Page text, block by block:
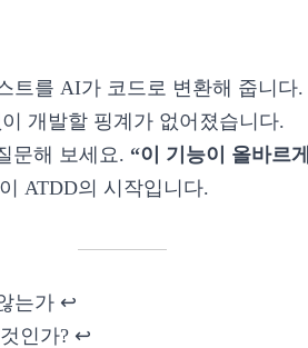
트를 AI가 코드로 변환해 줍니
개발할 핑계가 없어졌습니다.
문해 보세요. “이 기능이 올바르
ATDD의 시작입니다.
는가 ↩
인가? ↩